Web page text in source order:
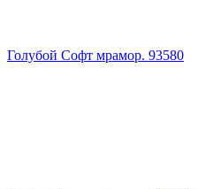
Голубой Софт мрамор. 93580